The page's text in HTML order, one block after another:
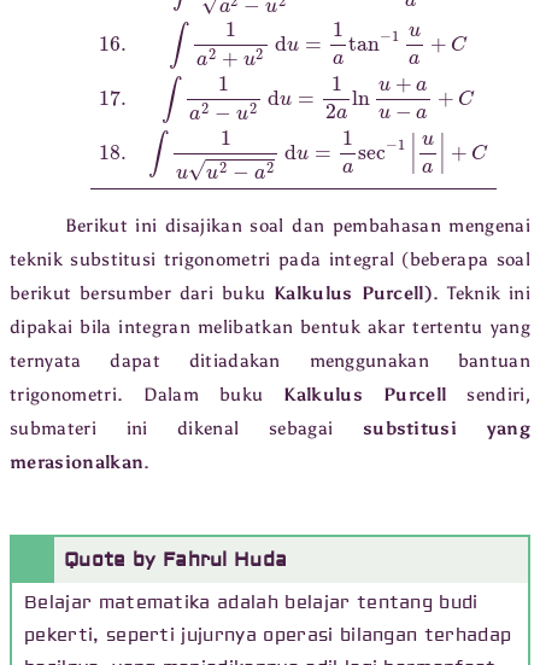
Berikut ini disajikan soal dan pembahasan mengenai
teknik substitusi trigonometri pada integral (beberapa soal
berikut bersumber dari buku Kalkulus Purcell). Teknik ini
dipakai bila integran melibatkan bentuk akar tertentu yang
ternyata dapat ditiadakan menggunakan bantuan
trigonometri. Dalam buku Kalkulus Purcell sendiri,
submateri ini dikenal sebagai substitusi yang
merasionalkan.
Quote by Fahrul Huda
Belajar matematika adalah belajar tentang budi
pekerti, seperti jujurnya operasi bilangan terhadap